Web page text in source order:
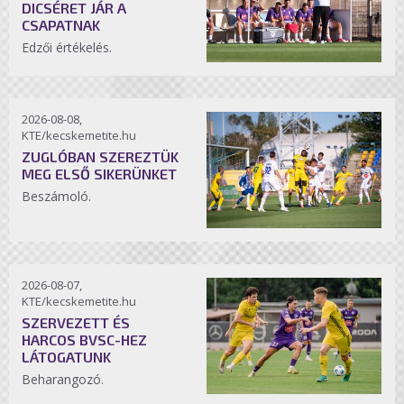
DICSÉRET JÁR A
CSAPATNAK
Edzői értékelés.
2026-08-08,
KTE/kecskemetite.hu
ZUGLÓBAN SZEREZTÜK
MEG ELSŐ SIKERÜNKET
Beszámoló.
2026-08-07,
KTE/kecskemetite.hu
SZERVEZETT ÉS
HARCOS BVSC-HEZ
LÁTOGATUNK
Beharangozó.